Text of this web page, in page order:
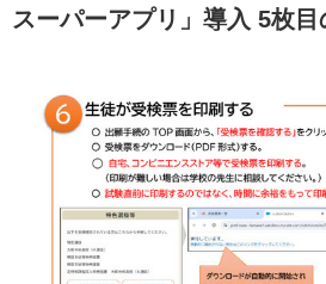
スーパーアプリ」導入 5枚